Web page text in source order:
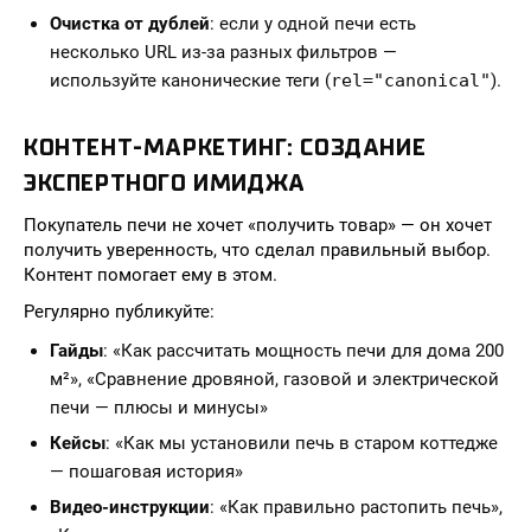
Очистка от дублей: если у одной печи есть
несколько URL из-за разных фильтров —
используйте канонические теги (rel="canonical").
КОНТЕНТ-МАРКЕТИНГ: СОЗДАНИЕ
ЭКСПЕРТНОГО ИМИДЖА
Покупатель печи не хочет «получить товар» — он хочет
получить уверенность, что сделал правильный выбор.
Контент помогает ему в этом.
Регулярно публикуйте:
Гайды: «Как рассчитать мощность печи для дома 200
м²», «Сравнение дровяной, газовой и электрической
печи — плюсы и минусы»
Кейсы: «Как мы установили печь в старом коттедже
— пошаговая история»
Видео-инструкции: «Как правильно растопить печь»,